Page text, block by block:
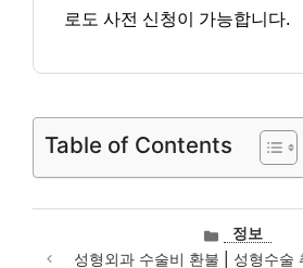
로도 사전 신청이 가능합니다.
Table of Contents
카
테
정보
성형외과 수술비 환불 | 성형수술